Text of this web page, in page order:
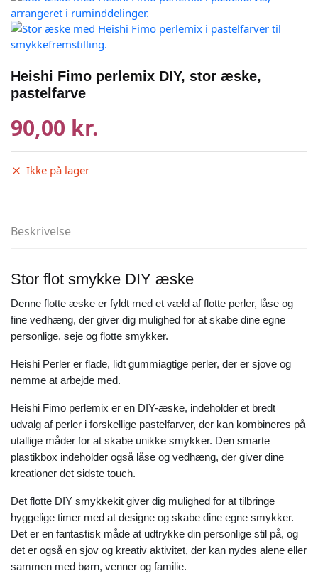
Heishi Fimo perlemix DIY, stor æske,
pastelfarve
90,00 kr.
Ikke på lager
Beskrivelse
Stor flot smykke DIY æske
Denne flotte æske er fyldt med et væld af flotte perler, låse og
fine vedhæng, der giver dig mulighed for at skabe dine egne
personlige, seje og flotte smykker.
Heishi Perler er flade, lidt gummiagtige perler, der er sjove og
nemme at arbejde med.
Heishi Fimo perlemix er en DIY-æske, indeholder et bredt
udvalg af perler i forskellige pastelfarver, der kan kombineres på
utallige måder for at skabe unikke smykker. Den smarte
plastikbox indeholder også låse og vedhæng, der giver dine
kreationer det sidste touch.
Det flotte DIY smykkekit giver dig mulighed for at tilbringe
hyggelige timer med at designe og skabe dine egne smykker.
Det er en fantastisk måde at udtrykke din personlige stil på, og
det er også en sjov og kreativ aktivitet, der kan nydes alene eller
sammen med børn, venner og familie.